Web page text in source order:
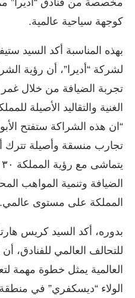
مخصصة من فنادق “أديرا”
كوجهة سياحية عالمية.
بهذه المناسبة أكد السيد
لشركة “أديرا”، أن رؤية
تجربة الضيافة من خلال
الغنية والتقاليد الأصيلة
“ان هذه الشراكة ستفتح
تجارب منسقة وأصيلة تترك
الضيافة وتنمية المواهب
المملكة على مستوى عالمي.
بدوره، أكد السيد كريس
للتحالف العالمي للفنادق،
العالمية يمثل خطوة مهمة
الولاء “ديسكفري” في